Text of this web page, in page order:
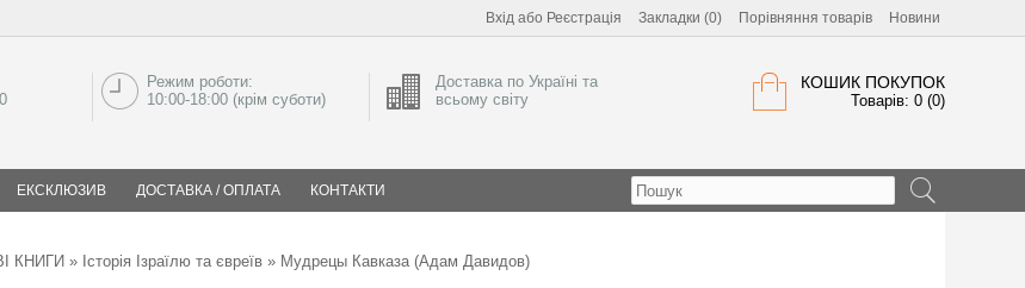
Вхід або Реєстрація Закладки (0) Порівняння товарів Новини
КОШИК ПОКУПОК
Товарів: 0 (0)
Режим роботи:
10:00-18:00 (крім суботи)
Доставка по Україні та
всьому світу
ЕКСКЛЮЗИВ ДОСТАВКА / ОПЛАТА КОНТАКТИ
КНИГИ » Історія Ізраїлю та євреїв » Мудрецы Кавказа (Адам Давидов)